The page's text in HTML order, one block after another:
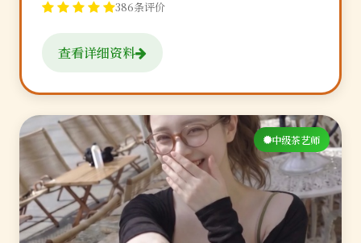
386条评价
查看详细资料
中级茶艺师